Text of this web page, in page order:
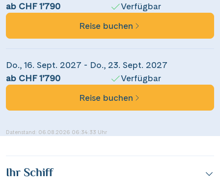
ab CHF 1’790
Verfügbar
Reise buchen
Do., 16. Sept. 2027 - Do., 23. Sept. 2027
ab CHF 1’790
Verfügbar
Reise buchen
Datenstand: 06.08.2026 06:34:33 Uhr
Ihr Schiff